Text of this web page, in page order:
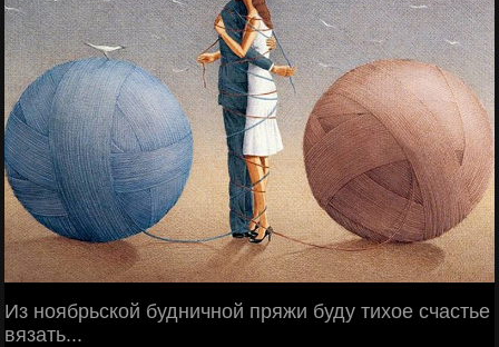
Из ноябрьской будничной пряжи буду тихое счастье
вязать...